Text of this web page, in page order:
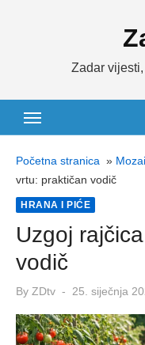
Zadar
Početna stranica »
vrtu: praktičan vodič
HRANA I PIĆE
Uzgoj
vodič
By ZDtv
Posted
25. siječnja